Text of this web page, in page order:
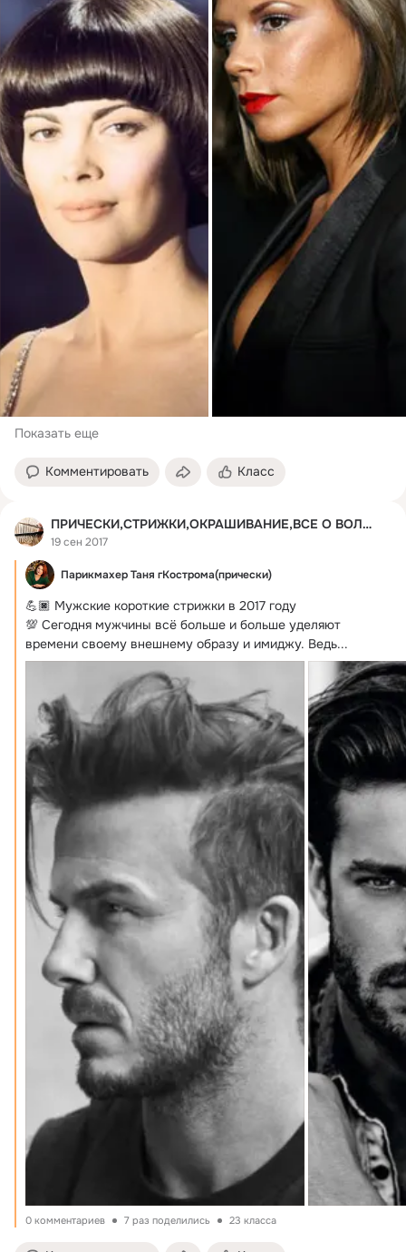
Показать еще
Комментировать Класс
ПРИЧЕСКИ,СТРИЖКИ,ОКРАШИВАНИЕ,ВСЕ О ВОЛОСАХ
19 сен 2017
Парикмахер Таня гКострома(прически)
💪🏿 Мужские короткие стрижки в 2017 году
💯 Сегодня мужчины всё больше и больше уделяют
времени своему внешнему образу и имиджу. Ведь...
0 комментариев 7 раз поделились 23 класса